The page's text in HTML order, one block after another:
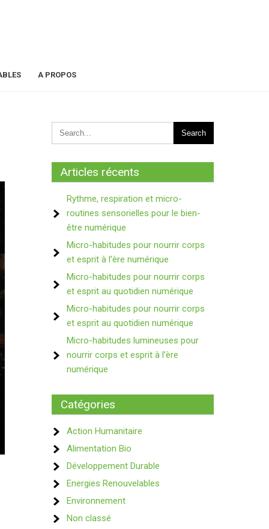
A PROPOS
Articles récents
Rythme, respiration et micro-
routines sensorielles pour le bien-
être numérique
Micro-habitudes pour nourrir corps
et esprit à l’ère numérique
Micro-habitudes pour nourrir corps
et esprit au quotidien numérique
Micro-habitudes pour nourrir corps
et esprit au quotidien numérique
Micro-habitudes lumineuses pour
nourrir corps et esprit à l’ère
numérique
Catégories
Action Humanitaire
Alimentation Bio
Développement Durable
Energies Renouvelables
Environnement
Non classé